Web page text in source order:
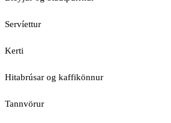
Servíettur
Kerti
Hitabrúsar og kaffikönnur
Tannvörur